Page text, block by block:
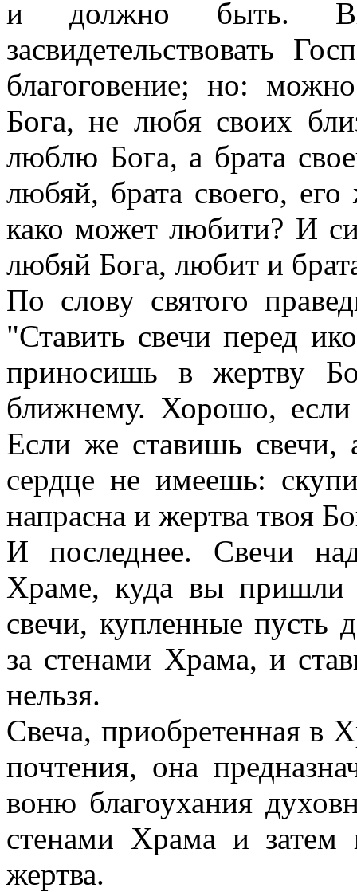
и должно быть.
засвидетельствовать
благоговение; но:
Бога, не любя своих
люблю Бога, а брата
любяй, брата своего,
како может любити? И
любяй Бога, любит и
По слову святого
"Ставить свечи перед
приносишь в жертву
ближнему. Хорошо,
Если же ставишь
сердце не имеешь:
напрасна и жертва твоя
И последнее. Свечи
Храме, куда вы пришли
свечи, купленные пусть
за стенами Храма, и
нельзя.
Свеча, приобретенная в
почтения, она
воню благоухания
стенами Храма и
жертва.